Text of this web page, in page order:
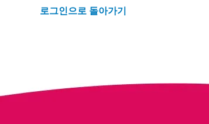
로그인으로 돌아가기